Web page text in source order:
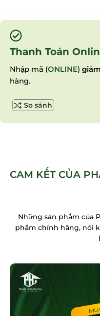
Thanh Toán
Nhập mã (ONLINE)
hàng.
So sánh
CAM KẾT CỦA
Những sản phẩm của
phẩm chính hãng, nói